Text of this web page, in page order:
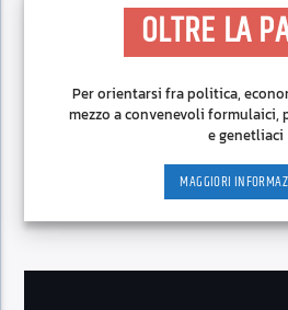
OLTRE LA
Per orientarsi fra politica,
mezzo a convenevoli formulaici,
e genetliaci
MAGGIORI